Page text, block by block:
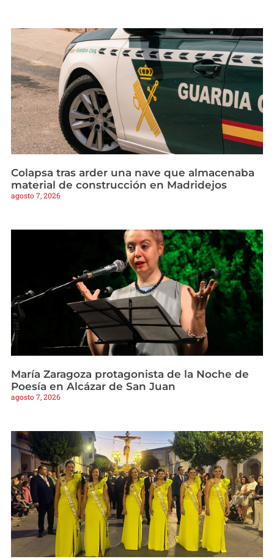
Colapsa tras arder una nave que almacenaba
material de construcción en Madridejos
agosto 7, 2026
María Zaragoza protagonista de la Noche de
Poesía en Alcázar de San Juan
agosto 7, 2026